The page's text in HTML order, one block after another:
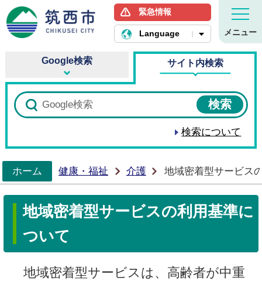
筑西市ホームページ
緊急情報
Language メニュー
Google検索 サイト内検索
検索について
ホーム
健康・福祉 介護 地域密着型サービス
地域密着型サービスの利用基準に
ついて
地域密着型サービスは、高齢者が中重